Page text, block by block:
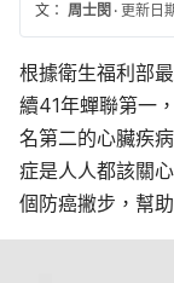
文： 周士閔 · 更新日
根據衛生福利部
續41年蟬聯第一
名第二的心臟疾
症是人人都該關
個防癌撇步，幫